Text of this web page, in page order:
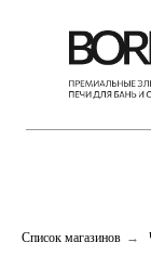
Список магазинов →